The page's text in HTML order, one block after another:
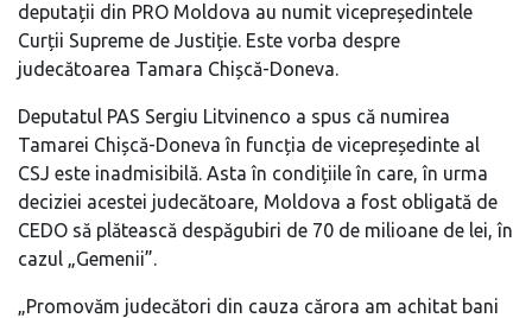
deputații din PRO Moldova au numit vicepreședintele
Curții Supreme de Justiție. Este vorba despre
judecătoarea Tamara Chișcă-Doneva.
Deputatul PAS Sergiu Litvinenco a spus că numirea
Tamarei Chișcă-Doneva în funcția de vicepreședinte al
CSJ este inadmisibilă. Asta în condițiile în care, în urma
deciziei acestei judecătoare, Moldova a fost obligată de
CEDO să plătească despăgubiri de 70 de milioane de lei, în
cazul „Gemenii”.
„Promovăm judecători din cauza cărora am achitat bani